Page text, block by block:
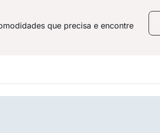
que precisa e encontre